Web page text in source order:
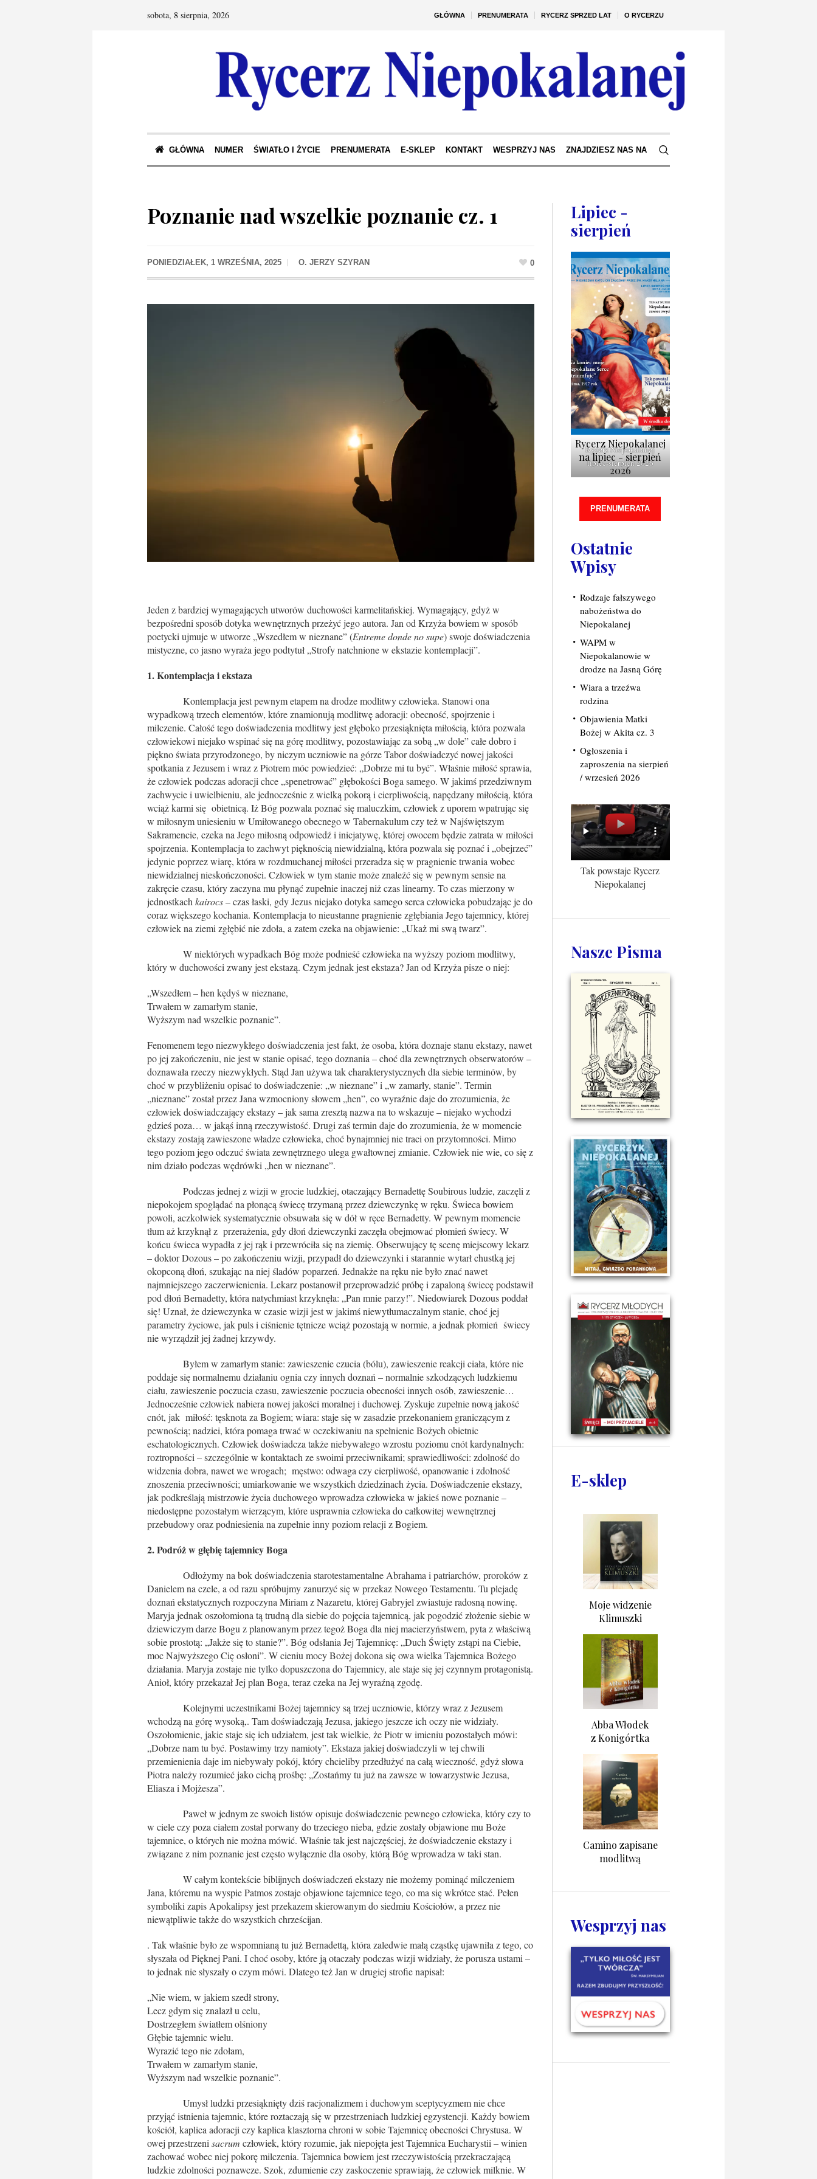
GŁÓWNA PRENUMERATA RYCERZ SPRZED LAT O RYCERZU
sobota, 8 sierpnia, 2026
GŁÓWNA NUMER ŚWIATŁO I ŻYCIE PRENUMERATA E-SKLEP KONTAKT WESPRZYJ NAS ZNAJDZIESZ NAS NA
Poznanie nad wszelkie poznanie cz. 1
PONIEDZIAŁEK, 1 WRZEŚNIA, 2025 0
Jeden z bardziej wymagających utworów duchowości karmelitańskiej. Wymagający, gdyż w
bezpośredni sposób dotyka wewnętrznych przeżyć jego autora. Jan od Krzyża bowiem w sposób
poetycki ujmuje w utworze „Wszedłem w nieznane” (Entreme donde no supe) swoje doświadczenia
mistyczne, co jasno wyraża jego podtytuł „Strofy natchnione w ekstazie kontemplacji”.
1. Kontemplacja i ekstaza
Kontemplacja jest pewnym etapem na drodze modlitwy człowieka. Stanowi ona
wypadkową trzech elementów, które znamionują modlitwę adoracji: obecność, spojrzenie i
milczenie. Całość tego doświadczenia modlitwy jest głęboko przesiąknięta miłością, która pozwala
człowiekowi niejako wspinać się na górę modlitwy, pozostawiając za sobą „w dole” całe dobro i
piękno świata przyrodzonego, by niczym uczniowie na górze Tabor doświadczyć nowej jakości
spotkania z Jezusem i wraz z Piotrem móc powiedzieć: „Dobrze mi tu być”. Właśnie miłość sprawia,
że człowiek podczas adoracji chce „spenetrować” głębokości Boga samego. W jakimś przedziwnym
zachwycie i uwielbieniu, ale jednocześnie z wielką pokorą i cierpliwością, napędzany miłością, która
wciąż karmi się obietnicą. Iż Bóg pozwala poznać się maluczkim, człowiek z uporem wpatrując się
w miłosnym uniesieniu w Umiłowanego obecnego w Tabernakulum czy też w Najświętszym
Sakramencie, czeka na Jego miłosną odpowiedź i inicjatywę, której owocem będzie zatrata w miłości
spojrzenia. Kontemplacja to zachwyt pięknością niewidzialną, która pozwala się poznać i „obejrzeć”
jedynie poprzez wiarę, która w rozdmuchanej miłości przeradza się w pragnienie trwania wobec
niewidzialnej nieskończoności. Człowiek w tym stanie może znaleźć się w pewnym sensie na
zakręcie czasu, który zaczyna mu płynąć zupełnie inaczej niż czas linearny. To czas mierzony w
jednostkach kairocs– czas łaski, gdy Jezus niejako dotyka samego serca człowieka pobudzając je do
coraz większego kochania. Kontemplacja to nieustanne pragnienie zgłębiania Jego tajemnicy, której
człowiek na ziemi zgłębić nie zdoła, a zatem czeka na objawienie: „Ukaż mi swą twarz”.
W niektórych wypadkach Bóg może podnieść człowieka na wyższy poziom modlitwy,
który w duchowości zwany jest ekstazą. Czym jednak jest ekstaza? Jan od Krzyża pisze o niej:
„Wszedłem – hen kędyś w nieznane,
Trwałem w zamarłym stanie,
Wyższym nad wszelkie poznanie”.
Fenomenem tego niezwykłego doświadczenia jest fakt, że osoba, która doznaje stanu ekstazy, nawet
po jej zakończeniu, nie jest w stanie opisać, tego doznania – choć dla zewnętrznych obserwatorów –
doznawała rzeczy niezwykłych. Stąd Jan używa tak charakterystycznych dla siebie terminów, by
choć w przybliżeniu opisać to doświadczenie: „w nieznane” i „w zamarły, stanie”. Termin
„nieznane” został przez Jana wzmocniony słowem „hen”, co wyraźnie daje do zrozumienia, że
człowiek doświadczający ekstazy – jak sama zresztą nazwa na to wskazuje – niejako wychodzi
gdzieś poza… w jakąś inną rzeczywistość. Drugi zaś termin daje do zrozumienia, że w momencie
ekstazy zostają zawieszone władze człowieka, choć bynajmniej nie traci on przytomności. Mimo
tego poziom jego odczuć świata zewnętrznego ulega gwałtownej zmianie. Człowiek nie wie, co się z
nim działo podczas wędrówki „hen w nieznane”.
Podczas jednej z wizji w grocie ludzkiej, otaczający Bernadettę Soubirous ludzie, zaczęli z
niepokojem spoglądać na płonącą świecę trzymaną przez dziewczynkę w ręku. Świeca bowiem
powoli, aczkolwiek systematycznie obsuwała się w dół w ręce Bernadetty. W pewnym momencie
tłum aż krzyknął z przerażenia, gdy dłoń dziewczynki zaczęła obejmować płomień świecy. W
końcu świeca wypadła z jej rąk i przewróciła się na ziemię. Obserwujący tę scenę miejscowy lekarz
– doktor Dozous – po zakończeniu wizji, przypadł do dziewczynki i starannie wytarł chustką jej
okopconą dłoń, szukając na niej śladów poparzeń. Jednakże na ręku nie było znać nawet
najmniejszego zaczerwienienia. Lekarz postanowił przeprowadzić próbę i zapaloną świecę podstawił
pod dłoń Bernadetty, która natychmiast krzyknęła: „Pan mnie parzy!”. Niedowiarek Dozous poddał
się! Uznał, że dziewczynka w czasie wizji jest w jakimś niewytłumaczalnym stanie, choć jej
parametry życiowe, jak puls i ciśnienie tętnicze wciąż pozostają w normie, a jednak płomień świecy
nie wyrządził jej żadnej krzywdy.
Byłem w zamarłym stanie: zawieszenie czucia (bólu), zawieszenie reakcji ciała, które nie
poddaje się normalnemu działaniu ognia czy innych doznań – normalnie szkodzących ludzkiemu
ciału, zawieszenie poczucia czasu, zawieszenie poczucia obecności innych osób, zawieszenie…
Jednocześnie człowiek nabiera nowej jakości moralnej i duchowej. Zyskuje zupełnie nową jakość
cnót, jak miłość: tęsknota za Bogiem; wiara: staje się w zasadzie przekonaniem graniczącym z
pewnością; nadziei, która pomaga trwać w oczekiwaniu na spełnienie Bożych obietnic
eschatologicznych. Człowiek doświadcza także niebywałego wzrostu poziomu cnót kardynalnych:
roztropności – szczególnie w kontaktach ze swoimi przeciwnikami; sprawiedliwości: zdolność do
widzenia dobra, nawet we wrogach; męstwo: odwaga czy cierpliwość, opanowanie i zdolność
znoszenia przeciwności; umiarkowanie we wszystkich dziedzinach życia. Doświadczenie ekstazy,
jak podkreślają mistrzowie życia duchowego wprowadza człowieka w jakieś nowe poznanie –
niedostępne pozostałym wierzącym, które usprawnia człowieka do całkowitej wewnętrznej
przebudowy oraz podniesienia na zupełnie inny poziom relacji z Bogiem.
2. Podróż w głębię tajemnicy Boga
Odłożymy na bok doświadczenia starotestamentalne Abrahama i patriarchów, proroków z
Danielem na czele, a od razu spróbujmy zanurzyć się w przekaz Nowego Testamentu. Tu plejadę
doznań ekstatycznych rozpoczyna Miriam z Nazaretu, której Gabryjel zwiastuje radosną nowinę.
Maryja jednak oszołomiona tą trudną dla siebie do pojęcia tajemnicą, jak pogodzić złożenie siebie w
dziewiczym darze Bogu z planowanym przez tegoż Boga dla niej macierzyństwem, pyta z właściwą
sobie prostotą: „Jakże się to stanie?”. Bóg odsłania Jej Tajemnicę: „Duch Święty zstąpi na Ciebie,
moc Najwyższego Cię osłoni”. W cieniu mocy Bożej dokona się owa wielka Tajemnica Bożego
działania. Maryja zostaje nie tylko dopuszczona do Tajemnicy, ale staje się jej czynnym protagonistą.
Anioł, który przekazał Jej plan Boga, teraz czeka na Jej wyraźną zgodę.
Kolejnymi uczestnikami Bożej tajemnicy są trzej uczniowie, którzy wraz z Jezusem
wchodzą na górę wysoką,. Tam doświadczają Jezusa, jakiego jeszcze ich oczy nie widziały.
Oszołomienie, jakie staje się ich udziałem, jest tak wielkie, że Piotr w imieniu pozostałych mówi:
„Dobrze nam tu być. Postawimy trzy namioty”. Ekstaza jakiej doświadczyli w tej chwili
przemienienia daje im niebywały pokój, który chcieliby przedłużyć na całą wieczność, gdyż słowa
Piotra należy rozumieć jako cichą prośbę: „Zostańmy tu już na zawsze w towarzystwie Jezusa,
Eliasza i Mojżesza”.
Paweł w jednym ze swoich listów opisuje doświadczenie pewnego człowieka, który czy to
w ciele czy poza ciałem został porwany do trzeciego nieba, gdzie zostały objawione mu Boże
tajemnice, o których nie można mówić. Właśnie tak jest najczęściej, że doświadczenie ekstazy i
związane z nim poznanie jest często wyłącznie dla osoby, którą Bóg wprowadza w taki stan.
W całym kontekście biblijnych doświadczeń ekstazy nie możemy pominąć milczeniem
Jana, któremu na wyspie Patmos zostaje objawione tajemnice tego, co ma się wkrótce stać. Pełen
symboliki zapis Apokalipsy jest przekazem skierowanym do siedmiu Kościołów, a przez nie
niewątpliwie także do wszystkich chrześcijan.
. Tak właśnie było ze wspomnianą tu już Bernadettą, która zaledwie małą cząstkę ujawniła z tego, co
słyszała od Pięknej Pani. I choć osoby, które ją otaczały podczas wizji widziały, że porusza ustami –
to jednak nie słyszały o czym mówi. Dlatego też Jan w drugiej strofie napisał:
„Nie wiem, w jakiem szedł strony,
Lecz gdym się znalazł u celu,
Dostrzegłem światłem olśniony
Głębie tajemnic wielu.
Wyrazić tego nie zdołam,
Trwałem w zamarłym stanie,
Wyższym nad wszelkie poznanie”.
Umysł ludzki przesiąknięty dziś racjonalizmem i duchowym sceptycyzmem nie chce
przyjąć istnienia tajemnic, które roztaczają się w przestrzeniach ludzkiej egzystencji. Każdy bowiem
kościół, kaplica adoracji czy kaplica klasztorna chroni w sobie Tajemnicę obecności Chrystusa. W
owej przestrzeni sacrum człowiek, który rozumie, jak niepojęta jest Tajemnica Eucharystii – winien
zachować wobec niej pokorę milczenia. Tajemnica bowiem jest rzeczywistością przekraczającą
ludzkie zdolności poznawcze. Szok, zdumienie czy zaskoczenie sprawiają, że człowiek milknie. W
Lipiec -
sierpień
Rycerz Niepokalanej
lipiec-sierpień 2026
Rycerz Niepokalanej
na lipiec - sierpień
2026
PRENUMERATA
Ostatnie
Wpisy
Rodzaje fałszywego
nabożeństwa do
Niepokalanej
WAPM w
Niepokalanowie w
drodze na Jasną Górę
Wiara a trzeźwa
rodzina
Objawienia Matki
Bożej w Akita cz. 3
Ogłoszenia i
zaproszenia na sierpień
/ wrzesień 2026
Tak powstaje Rycerz
Niepokalanej
Nasze Pisma
E-sklep
Moje widzenie
Klimuszki
Abba Włodek
z Konigórtka
Camino zapisane
modlitwą
Wesprzyj nas